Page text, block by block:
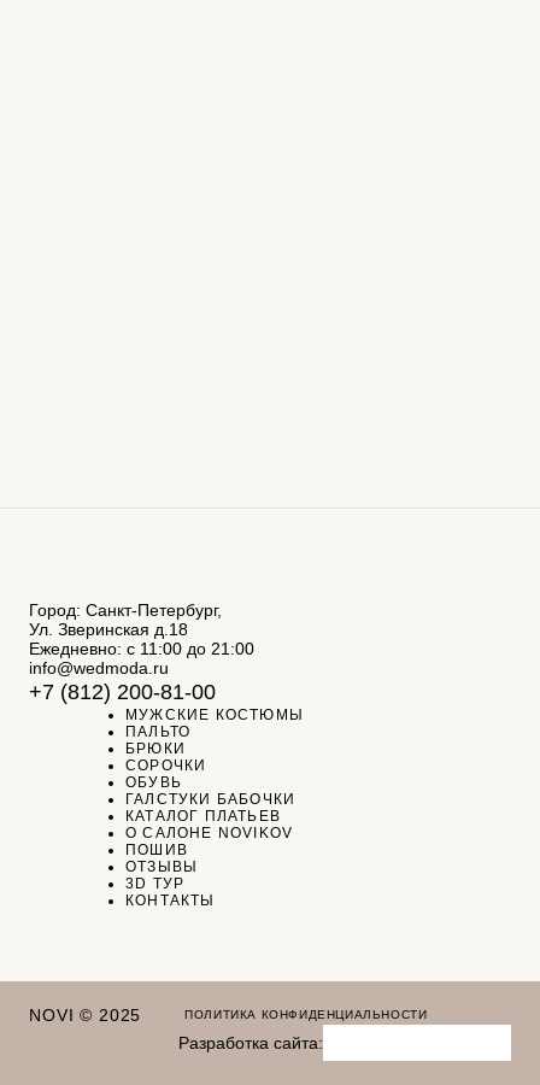
Город: Санкт-Петербург,
Ул. Зверинская д.18
Ежедневно: с 11:00 до 21:00
info@wedmoda.ru
+7 (812) 200-81-00
МУЖСКИЕ КОСТЮМЫ
ПАЛЬТО
БРЮКИ
СОРОЧКИ
ОБУВЬ
ГАЛСТУКИ БАБОЧКИ
КАТАЛОГ ПЛАТЬЕВ
О САЛОНЕ NOVIKOV
ПОШИВ
ОТЗЫВЫ
3D ТУР
КОНТАКТЫ
NOVI © 2025 ПОЛИТИКА КОНФИДЕНЦИАЛЬНОСТИ
Разработка сайта: